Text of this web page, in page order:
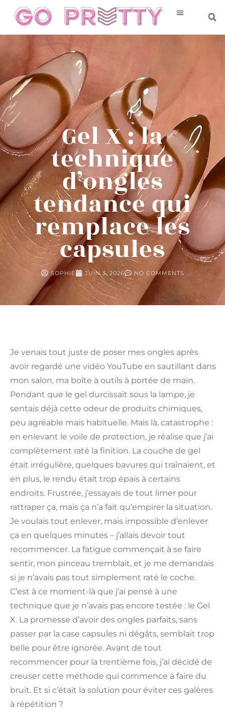
Gel X : la
technique
d’ongles
tendance qui
remplace les
capsules
SOPHIE JUIN 3, 2026 NO COMMENTS
Je venais tout juste de poser mes ongles après
avoir regardé une vidéo YouTube en sautillant dans
mon salon, ma boîte à outils à portée de main.
Pendant que le gel durcissait sous la lampe, je
sentais déjà cette odeur de produits chimiques,
peu agréable mais habituelle. Mais là, catastrophe :
en enlevant le voile de protection, je réalise que j’ai
complètement raté la finition. La couche de gel
était irrégulière, quelques bavures qui traînaient, et
en plus, le rendu était trop épais à certains
endroits. Frustrée, j’essayais de tout limer pour
rattraper ça, mais ça n’a fait qu’empirer la situation.
Je voulais tout enlever, mais impossible d’enlever
ça en quelques minutes – j’allais devoir tout
recommencer. La fatigue commençait à se faire
sentir, mon pinceau tremblait, et je me demandais
si je n’avais pas tout simplement raté le coche.
C’est à ce moment-là que j’ai pensé à une
technique que je n’avais pas encore testée : le Gel
X. La promesse d’avoir des ongles parfaits, sans
passer par la case capsules ni dégâts, semblait trop
belle pour être ignorée. Avant de tout
recommencer pour la trentième fois, j’ai décidé de
creuser cette méthode qui commence à faire du
bruit. Et si c’était la solution pour éviter ces galères
à répétition ?